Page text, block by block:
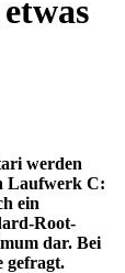
werden
Laufwerk C:
ein
Root-
dar. Bei
gefragt.